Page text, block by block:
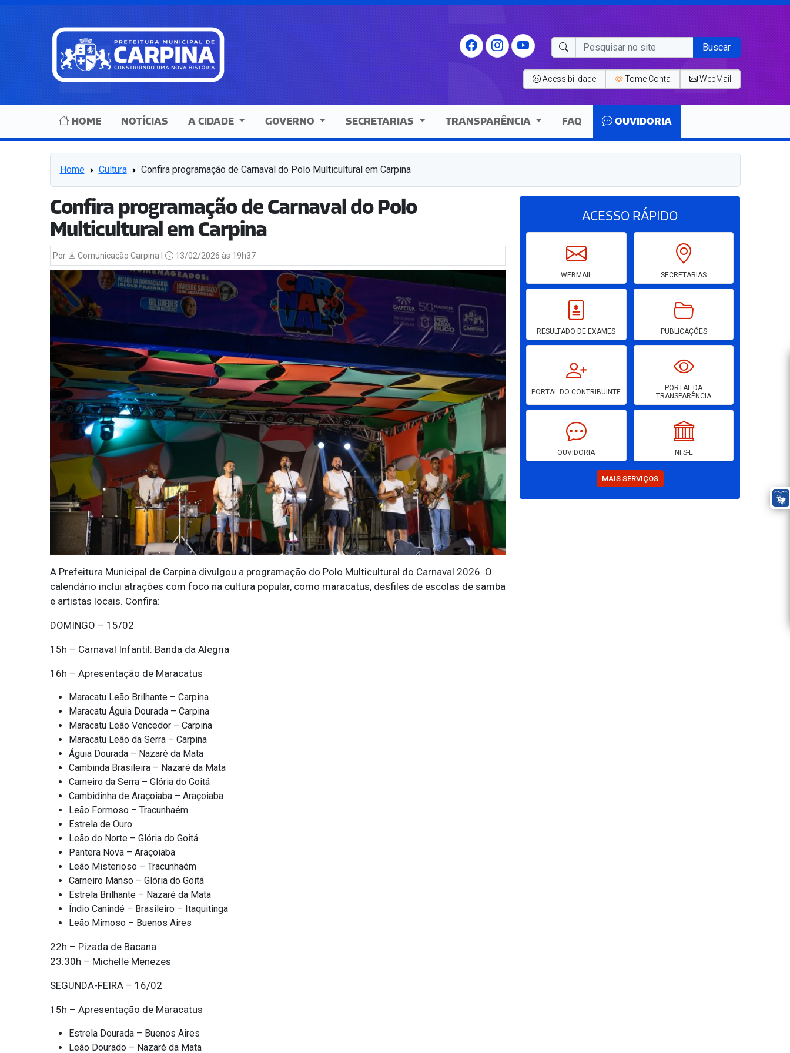
Buscar
Acessibilidade Tome Conta WebMail
HOME NOTÍCIAS A CIDADE GOVERNO SECRETARIAS TRANSPARÊNCIA FAQ OUVIDORIA
Home Cultura Confira programação de Carnaval do Polo Multicultural em Carpina
Confira programação de Carnaval do Polo
Multicultural em Carpina
Por Comunicação Carpina | 13/02/2026 às 19h37
A Prefeitura Municipal de Carpina divulgou a programação do Polo Multicultural do Carnaval 2026. O
calendário inclui atrações com foco na cultura popular, como maracatus, desfiles de escolas de samba
e artistas locais. Confira:
DOMINGO – 15/02
15h – Carnaval Infantil: Banda da Alegria
16h – Apresentação de Maracatus
Maracatu Leão Brilhante – Carpina
Maracatu Águia Dourada – Carpina
Maracatu Leão Vencedor – Carpina
Maracatu Leão da Serra – Carpina
Águia Dourada – Nazaré da Mata
Cambinda Brasileira – Nazaré da Mata
Carneiro da Serra – Glória do Goitá
Cambidinha de Araçoiaba – Araçoiaba
Leão Formoso – Tracunhaém
Estrela de Ouro
Leão do Norte – Glória do Goitá
Pantera Nova – Araçoiaba
Leão Misterioso – Tracunhaém
Carneiro Manso – Glória do Goitá
Estrela Brilhante – Nazaré da Mata
Índio Canindé – Brasileiro – Itaquitinga
Leão Mimoso – Buenos Aires
22h – Pizada de Bacana
23:30h – Michelle Menezes
SEGUNDA-FEIRA – 16/02
15h – Apresentação de Maracatus
Estrela Dourada – Buenos Aires
Leão Dourado – Nazaré da Mata
ACESSORÁPIDO
WEBMAIL SECRETARIAS
RESULTADO DE EXAMES PUBLICAÇÕES
PORTAL DO CONTRIBUINTE
PORTAL DA
TRANSPARÊNCIA
OUVIDORIA NFS-E
MAIS SERVIÇOS